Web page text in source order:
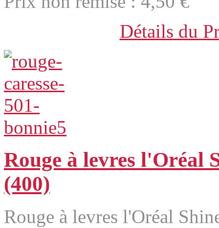
Détails du
Rouge à levres l'Oréal
(400)
Rouge à levres l'Oréal